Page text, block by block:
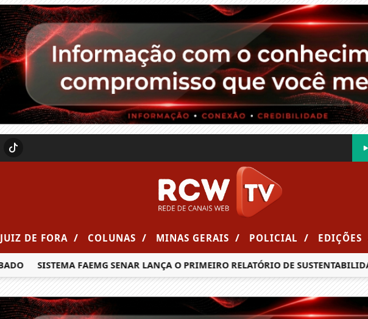
JUIZ DE FORA / COLUNAS / MINAS GERAIS / POLICIAL / EDIÇÕES
SISTEMA FAEMG SENAR LANÇA O PRIMEIRO RELATÓRIO DE SUSTENTABILIDADE